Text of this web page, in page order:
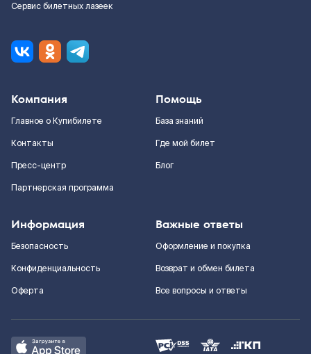
Сервис билетных лазеек
Компания
Главное о Купибилете
Контакты
Пресс-центр
Партнерская программа
Помощь
База знаний
Где мой билет
Блог
Информация
Безопасность
Конфиденциальность
Оферта
Важные ответы
Оформление и покупка
Возврат и обмен билета
Все вопросы и ответы